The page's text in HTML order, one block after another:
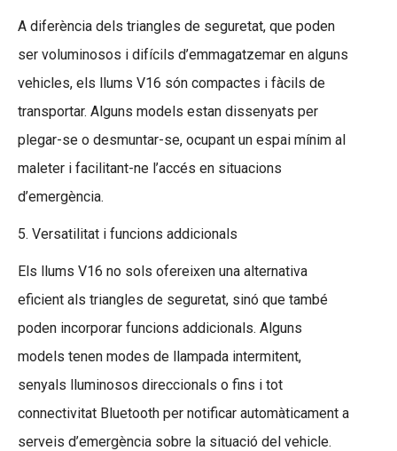
A diferència dels triangles de seguretat, que poden
ser voluminosos i difícils d’emmagatzemar en alguns
vehicles, els llums V16 són compactes i fàcils de
transportar. Alguns models estan dissenyats per
plegar-se o desmuntar-se, ocupant un espai mínim al
maleter i facilitant-ne l’accés en situacions
d’emergència.
5. Versatilitat i funcions addicionals
Els llums V16 no sols ofereixen una alternativa
eficient als triangles de seguretat, sinó que també
poden incorporar funcions addicionals. Alguns
models tenen modes de llampada intermitent,
senyals lluminosos direccionals o fins i tot
connectivitat Bluetooth per notificar automàticament a
serveis d’emergència sobre la situació del vehicle.